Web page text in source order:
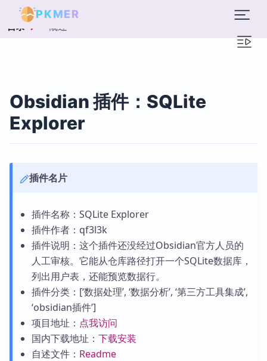
PKMER
目录 概述
Obsidian 插件：SQLite
Explorer
插件名片
插件名称：SQLite Explorer
插件作者：qf3l3k
插件说明：这个插件还没经过Obsidian官方人员的
人工审核。它能从仓库路径打开一个SQLite数据库，
列出用户表，还能预览数据行。
插件分类：[‘数据处理’, ‘数据分析’, ‘第三方工具集成’,
‘obsidian插件’]
项目地址： 点我访问
国内下载地址： 下载安装
自述文件： Readme